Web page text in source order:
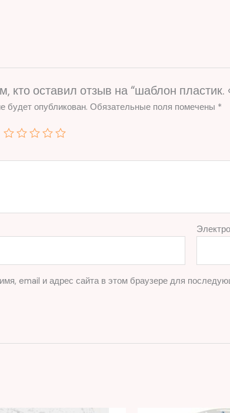
кто оставил отзыв на “шаблон
будет опубликован. Обязательные поля помечены *
email и адрес сайта в этом браузере для